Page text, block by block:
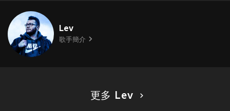
Lev
歌手簡介
更多 Lev